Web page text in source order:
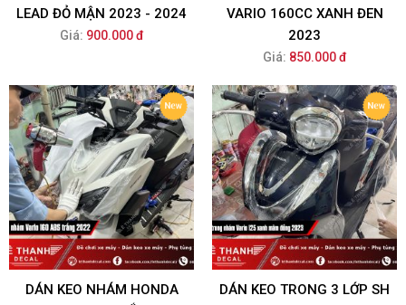
LEAD ĐỎ MẬN 2023 - 2024
Giá: 900.000 đ
VARIO 160CC XANH ĐEN
2023
Giá: 850.000 đ
DÁN KEO NHÁM HONDA
DÁN KEO TRONG 3 LỚP SH